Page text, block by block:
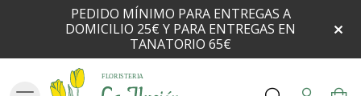
PEDIDO MÍNIMO PARA ENTREGAS A
DOMICILIO 25€ Y PARA ENTREGAS EN
TANATORIO 65€